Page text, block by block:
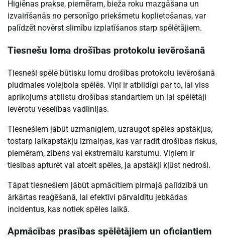
Higiēnas prakse, piemēram, bieža roku mazgāšana un
izvairīšanās no personīgo priekšmetu koplietošanas, var
palīdzēt novērst slimību izplatīšanos starp spēlētājiem.
Tiesnešu loma drošības protokolu ievērošanā
Tiesneši spēlē būtisku lomu drošības protokolu ievērošanā
pludmales volejbola spēlēs. Viņi ir atbildīgi par to, lai viss
aprīkojums atbilstu drošības standartiem un lai spēlētāji
ievērotu veselības vadlīnijas.
Tiesnešiem jābūt uzmanīgiem, uzraugot spēles apstākļus,
tostarp laikapstākļu izmaiņas, kas var radīt drošības riskus,
piemēram, zibens vai ekstremālu karstumu. Viņiem ir
tiesības apturēt vai atcelt spēles, ja apstākļi kļūst nedroši.
Tāpat tiesnešiem jābūt apmācītiem pirmajā palīdzībā un
ārkārtas reaģēšanā, lai efektīvi pārvaldītu jebkādas
incidentus, kas notiek spēles laikā.
Apmācības prasības spēlētājiem un oficiantiem